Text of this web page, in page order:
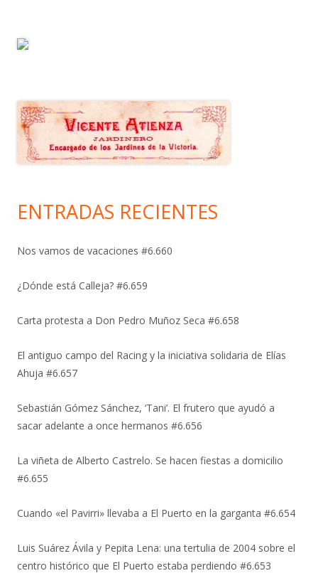
ENTRADAS RECIENTES
Nos vamos de vacaciones #6.660
¿Dónde está Calleja? #6.659
Carta protesta a Don Pedro Muñoz Seca #6.658
El antiguo campo del Racing y la iniciativa solidaria de Elías
Ahuja #6.657
Sebastián Gómez Sánchez, ‘Tani’. El frutero que ayudó a
sacar adelante a once hermanos #6.656
La viñeta de Alberto Castrelo. Se hacen fiestas a domicilio
#6.655
Cuando «el Pavirri» llevaba a El Puerto en la garganta #6.654
Luis Suárez Ávila y Pepita Lena: una tertulia de 2004 sobre el
centro histórico que El Puerto estaba perdiendo #6.653